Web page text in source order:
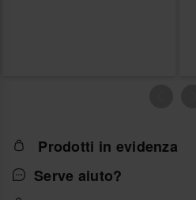
Prodotti in evidenza
Serve aiuto?